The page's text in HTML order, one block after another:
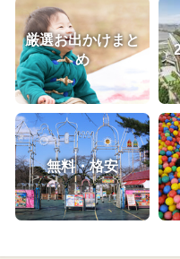
厳選お出かけまと
め
無料・格安